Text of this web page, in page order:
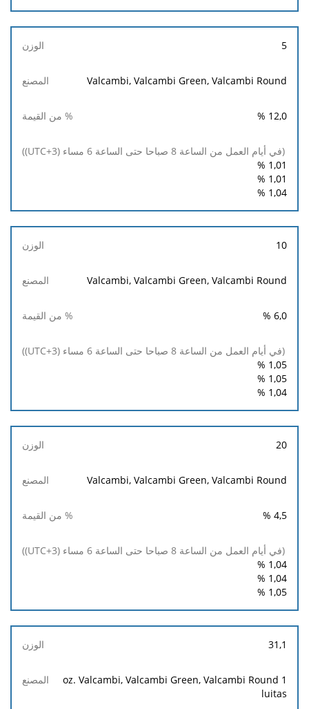
5
Valcambi, Valcambi Green, Valcambi Round
12,0
%
1,01
%
1,01
%
1,04
%
10
Valcambi, Valcambi Green, Valcambi Round
6,0
%
1,05
%
1,05
%
1,04
%
20
Valcambi, Valcambi Green, Valcambi Round
4,5
%
1,04
%
1,04
%
1,05
%
31,1
1 oz. Valcambi, Valcambi Green, Valcambi Round
luitas